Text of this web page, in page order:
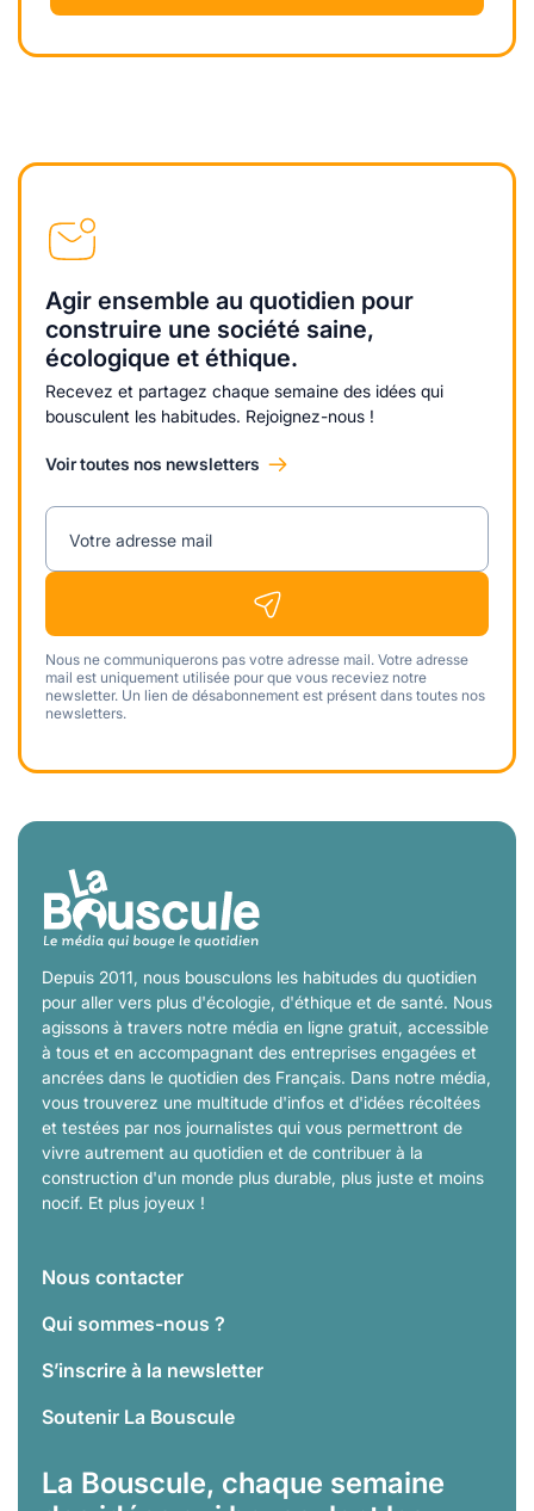
Agir ensemble au quotidien pour
construire une société saine,
écologique et éthique.
Recevez et partagez chaque semaine des idées qui
bousculent les habitudes. Rejoignez-nous !
Voir toutes nos newsletters
Votre adresse mail
Nous ne communiquerons pas votre adresse mail. Votre adresse
mail est uniquement utilisée pour que vous receviez notre
newsletter. Un lien de désabonnement est présent dans toutes nos
newsletters.
Depuis 2011, nous bousculons les habitudes du quotidien
pour aller vers plus d'écologie, d'éthique et de santé. Nous
agissons à travers notre média en ligne gratuit, accessible
à tous et en accompagnant des entreprises engagées et
ancrées dans le quotidien des Français. Dans notre média,
vous trouverez une multitude d'infos et d'idées récoltées
et testées par nos journalistes qui vous permettront de
vivre autrement au quotidien et de contribuer à la
construction d'un monde plus durable, plus juste et moins
nocif. Et plus joyeux !
Nous contacter
Qui sommes-nous ?
S’inscrire à la newsletter
Soutenir La Bouscule
La Bouscule, chaque semaine